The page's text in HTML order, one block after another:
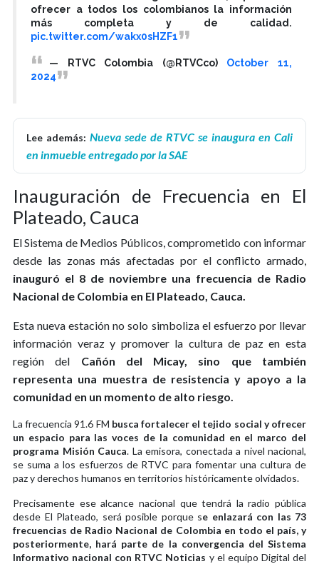
ofrecer a todos los colombianos la información
más completa y de calidad.
pic.twitter.com/wakx0sHZF1
— RTVC Colombia (@RTVCco) October 11,
2024
Lee además: Nueva sede de RTVC se inaugura en Cali
en inmueble entregado por la SAE
Inauguración de Frecuencia en El
Plateado, Cauca
El Sistema de Medios Públicos, comprometido con informar
desde las zonas más afectadas por el conflicto armado,
inauguró el 8 de noviembre una frecuencia de Radio
Nacional de Colombia en El Plateado, Cauca.
Esta nueva estación no solo simboliza el esfuerzo por llevar
información veraz y promover la cultura de paz en esta
región del Cañón del Micay, sino que también
representa una muestra de resistencia y apoyo a la
comunidad en un momento de alto riesgo.
La frecuencia 91.6 FM busca fortalecer el tejido social y ofrecer
un espacio para las voces de la comunidad en el marco del
programa Misión Cauca. La emisora, conectada a nivel nacional,
se suma a los esfuerzos de RTVC para fomentar una cultura de
paz y derechos humanos en territorios históricamente olvidados.
Precisamente ese alcance nacional que tendrá la radio pública
desde El Plateado, será posible porque se enlazará con las 73
frecuencias de Radio Nacional de Colombia en todo el país, y
posteriormente, hará parte de la convergencia del Sistema
Informativo nacional con RTVC Noticias y el equipo Digital del